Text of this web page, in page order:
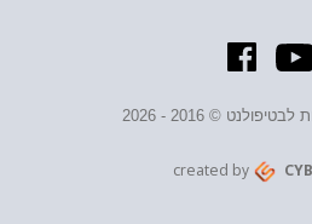
© 2016 - 2026
created by